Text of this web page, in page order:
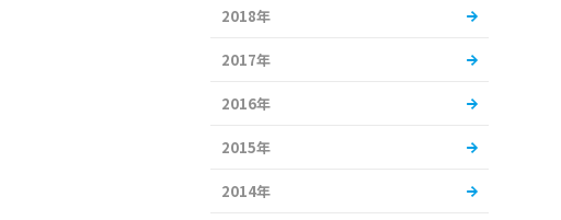
2018年
2017年
2016年
2015年
2014年